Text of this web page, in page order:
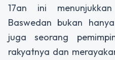
17an ini
Baswedan bukan
juga seorang
rakyatnya dan